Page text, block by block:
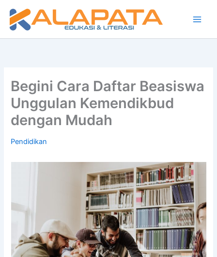
konten
Begini Cara Daftar Beasiswa
Unggulan Kemendikbud
dengan Mudah
Pendidikan